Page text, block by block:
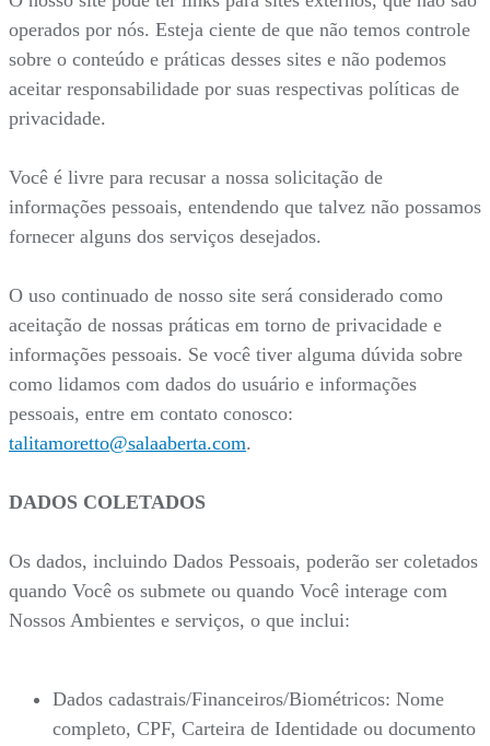
operados por nós. Esteja ciente de que não temos controle
sobre o conteúdo e práticas desses sites e não podemos
aceitar responsabilidade por suas respectivas políticas de
privacidade.
Você é livre para recusar a nossa solicitação de
informações pessoais, entendendo que talvez não possamos
fornecer alguns dos serviços desejados.
O uso continuado de nosso site será considerado como
aceitação de nossas práticas em torno de privacidade e
informações pessoais. Se você tiver alguma dúvida sobre
como lidamos com dados do usuário e informações
pessoais, entre em contato conosco:
talitamoretto@salaaberta.com.
DADOS COLETADOS
Os dados, incluindo Dados Pessoais, poderão ser coletados
quando Você os submete ou quando Você interage com
Nossos Ambientes e serviços, o que inclui:
Dados cadastrais/Financeiros/Biométricos: Nome
completo, CPF, Carteira de Identidade ou documento